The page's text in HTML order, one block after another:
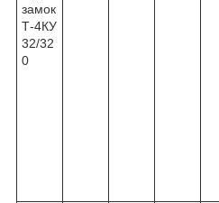
замок
Т-4КУ
32/32
0